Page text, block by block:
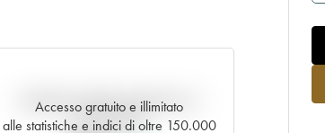
Accesso gratuito e illimitato
alle statistiche e indici di oltre 150.000
Andamento della quotazione in
tempo reale